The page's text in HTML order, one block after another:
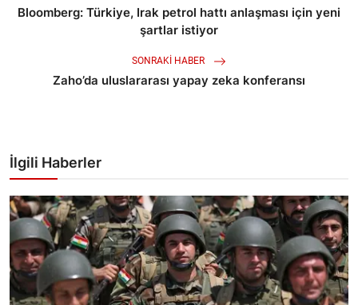
Bloomberg: Türkiye, Irak petrol hattı anlaşması için yeni
şartlar istiyor
SONRAKI HABER
Zaho’da uluslararası yapay zeka konferansı
İlgili Haberler